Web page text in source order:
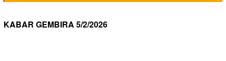
KABAR GEMBIRA 5/2/2026